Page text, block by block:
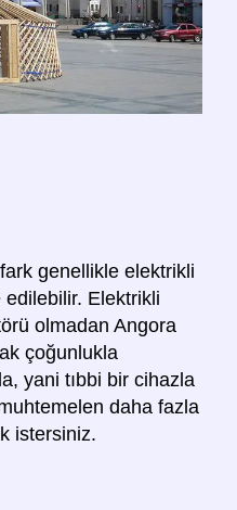
genellikle elektrikli
edilebilir. Elektrikli
olmadan Angora
çoğunlukla
yani tıbbi bir cihazla
daha fazla
istersiniz.